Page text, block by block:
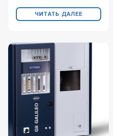
ЧИТАТЬ ДАЛЕЕ